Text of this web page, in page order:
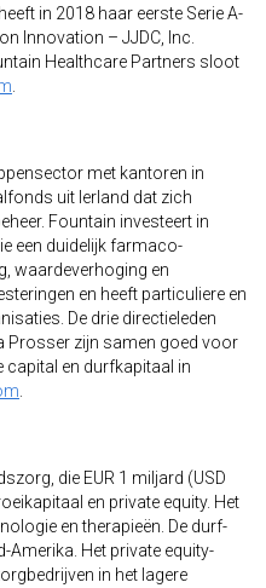
in 2018 haar eerste Serie A-
Innovation – JJDC, Inc.
Healthcare Partners sloot
met kantoren in
uit Ierland dat zich
Fountain investeert in
een duidelijk farmaco-
waardeverhoging en
en heeft particuliere en
De drie directieleden
Prosser zijn samen goed voor
capital en durfkapitaal in
die EUR 1 miljard (USD
en private equity. Het
en therapieën. De durf-
Amerika. Het private equity-
in het lagere